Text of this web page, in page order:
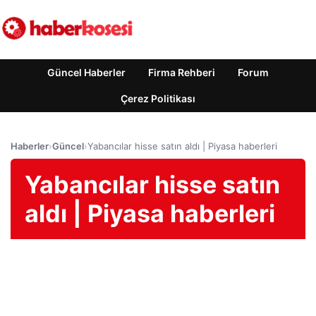
Güncel Haberler Firma Rehberi Forum
Çerez Politikası
Haberler›Güncel›Yabancılar hisse satın aldı | Piyasa haberleri
Yabancılar hisse satın
aldı | Piyasa haberleri